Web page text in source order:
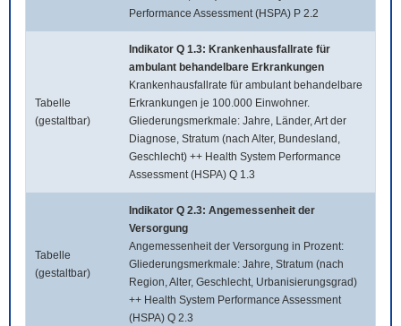
Performance Assessment (HSPA) P 2.2
Tabelle
(gestaltbar)
Indikator Q 1.3: Krankenhausfallrate für
ambulant behandelbare Erkrankungen
Krankenhausfallrate für ambulant behandelbare
Erkrankungen je 100.000 Einwohner.
Gliederungsmerkmale: Jahre, Länder, Art der
Diagnose, Stratum (nach Alter, Bundesland,
Geschlecht) ++ Health System Performance
Assessment (HSPA) Q 1.3
Tabelle
(gestaltbar)
Indikator Q 2.3: Angemessenheit der
Versorgung
Angemessenheit der Versorgung in Prozent:
Gliederungsmerkmale: Jahre, Stratum (nach
Region, Alter, Geschlecht, Urbanisierungsgrad)
++ Health System Performance Assessment
(HSPA) Q 2.3